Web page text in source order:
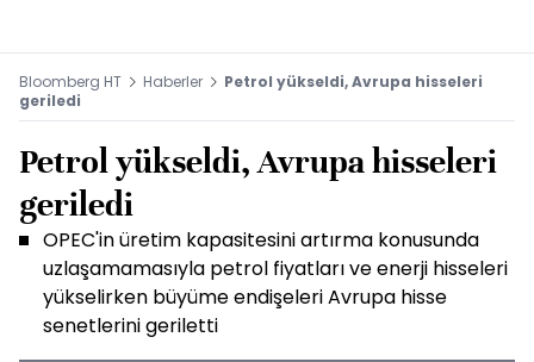
Bloomberg HT Haberler
Petrol yükseldi, Avrupa hisseleri
geriledi
Petrol yükseldi, Avrupa hisseleri
geriledi
OPEC'in üretim kapasitesini artırma konusunda
uzlaşamamasıyla petrol fiyatları ve enerji hisseleri
yükselirken büyüme endişeleri Avrupa hisse
senetlerini geriletti